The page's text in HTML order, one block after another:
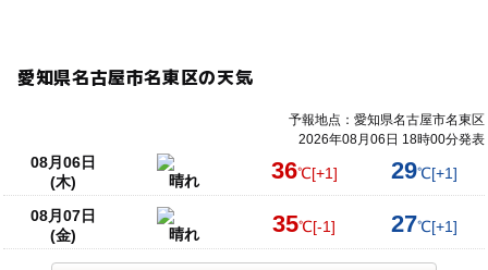
愛知県名古屋市名東区の天気
予報地点：愛知県名古屋市名東区
2026年08月06日 18時00分発表
08月06日
(木)
晴れ 36℃[+1] 29℃[+1]
08月07日
(金)
晴れ 35℃[-1] 27℃[+1]